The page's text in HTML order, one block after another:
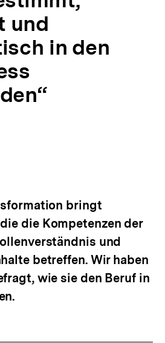
und
in den
bringt
die Kompetenzen der
und
betreffen. Wir haben
wie sie den Beruf in